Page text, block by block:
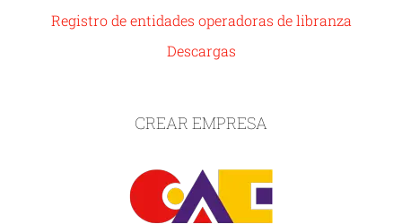
Registro de entidades operadoras de libranza
Descargas
CREAR EMPRESA